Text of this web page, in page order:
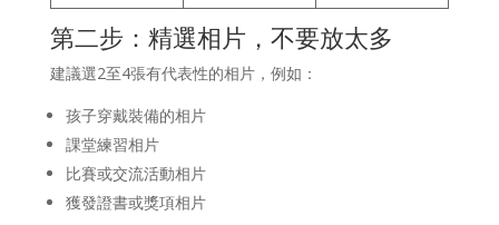
第二步：精選相片，不要放太多
建議選2至4張有代表性的相片，例如：
孩子穿戴裝備的相片
課堂練習相片
比賽或交流活動相片
獲發證書或獎項相片